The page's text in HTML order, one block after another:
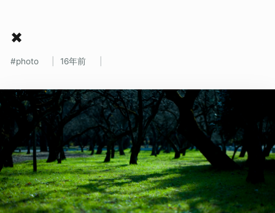
✖
photo 16年前